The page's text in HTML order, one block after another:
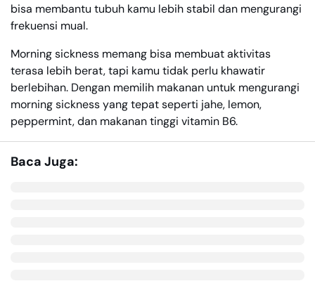
bisa membantu tubuh kamu lebih stabil dan mengurangi
frekuensi mual.
Morning sickness memang bisa membuat aktivitas
terasa lebih berat, tapi kamu tidak perlu khawatir
berlebihan. Dengan memilih makanan untuk mengurangi
morning sickness yang tepat seperti jahe, lemon,
peppermint, dan makanan tinggi vitamin B6.
Baca Juga: